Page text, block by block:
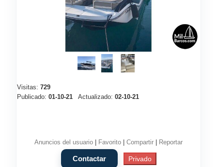
Visitas: 729
Publicado: 01-10-21 Actualizado: 02-10-21
Anuncios del usuario Favorito Compartir Reportar